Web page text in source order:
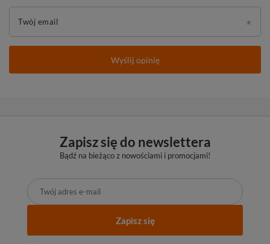
Twój email
Wyślij opinię
Zapisz się do newslettera
Bądź na bieżąco z nowościami i promocjami!
Zapisz się